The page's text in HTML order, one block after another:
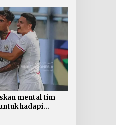
mental tim
hadapi